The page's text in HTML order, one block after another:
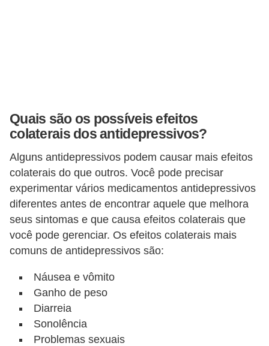
Quais são os possíveis efeitos
colaterais dos antidepressivos?
Alguns antidepressivos podem causar mais efeitos
colaterais do que outros. Você pode precisar
experimentar vários medicamentos antidepressivos
diferentes antes de encontrar aquele que melhora
seus sintomas e que causa efeitos colaterais que
você pode gerenciar. Os efeitos colaterais mais
comuns de antidepressivos são:
Náusea e vômito
Ganho de peso
Diarreia
Sonolência
Problemas sexuais